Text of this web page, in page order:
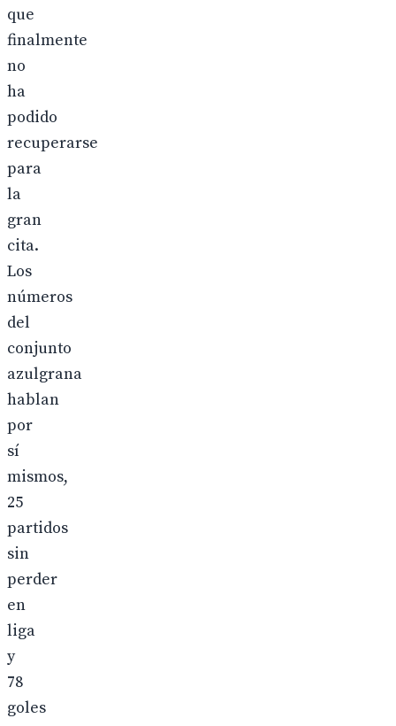
que
finalmente
no
ha
podido
recuperarse
para
la
gran
cita.
Los
números
del
conjunto
azulgrana
hablan
por
sí
mismos,
25
partidos
sin
perder
en
liga
y
78
goles